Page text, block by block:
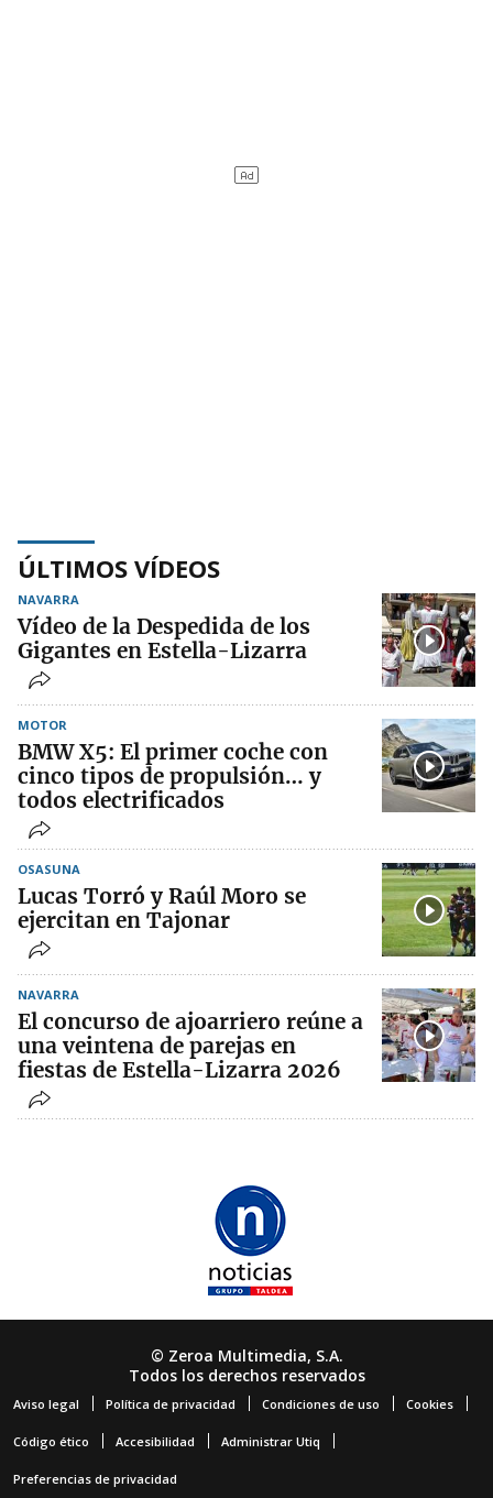
ÚLTIMOS VÍDEOS
NAVARRA
Vídeo de la Despedida de los
Gigantes en Estella-Lizarra
MOTOR
BMW X5: El primer coche con
cinco tipos de propulsión… y
todos electrificados
OSASUNA
Lucas Torró y Raúl Moro se
ejercitan en Tajonar
NAVARRA
El concurso de ajoarriero reúne a
una veintena de parejas en
fiestas de Estella-Lizarra 2026
© Zeroa Multimedia, S.A.
Todos los derechos reservados
Aviso legal Política de privacidad Condiciones de uso Cookies
Código ético Accesibilidad Administrar Utiq
Preferencias de privacidad